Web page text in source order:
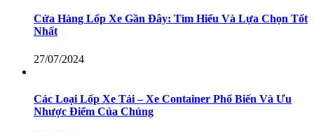
Cửa Hàng Lốp Xe Gần Đây: Tìm Hiểu Và Lựa Chọn Tốt
Nhất
27/07/2024
Các Loại Lốp Xe Tải – Xe Container Phổ Biến Và Ưu
Nhược Điểm Của Chúng